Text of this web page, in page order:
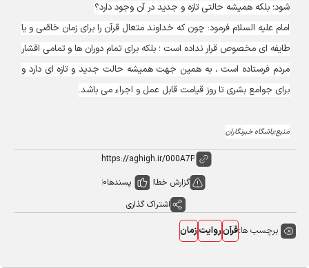
شود؛ بلکه همیشه حالتى تازه و جدید در آن وجود دارد؟
امام علیه السلام فرمود: چون که خداوند متعال قرآن را براى زمان خاصّى و یا
طایفه اى مخصوص قرار نداده است ؛ بلکه براى تمام دوران ها و تمامى اقشار
مردم فرستاده است ، به همین جهت همیشه حالت جدید و تازه اى دارد و
براى جوامع بشرى تا روز قیامت قابل عمل و اجراء مى باشد.
منبع:باشگاه خبرنگاران
گزارش خطا پسندها0
اشتراک گذاری
برچسب ها:قرآنروایتزمان